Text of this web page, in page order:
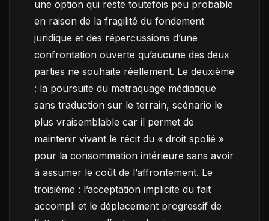
une option qui reste toutefois peu probable
en raison de la fragilité du fondement
juridique et des répercussions d’une
confrontation ouverte qu’aucune des deux
parties ne souhaite réellement. Le deuxième
: la poursuite du matraquage médiatique
sans traduction sur le terrain, scénario le
plus vraisemblable car il permet de
maintenir vivant le récit du « droit spolié »
pour la consommation intérieure sans avoir
à assumer le coût de l’affrontement. Le
troisième : l’acceptation implicite du fait
accompli et le déplacement progressif de